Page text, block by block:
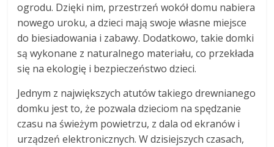
ogrodu. Dzięki nim, przestrzeń wokół domu nabiera
nowego uroku, a dzieci mają swoje własne miejsce
do biesiadowania i zabawy. Dodatkowo, takie domki
są wykonane z naturalnego materiału, co przekłada
się na ekologię i bezpieczeństwo dzieci.
Jednym z największych atutów takiego drewnianego
domku jest to, że pozwala dzieciom na spędzanie
czasu na świeżym powietrzu, z dala od ekranów i
urządzeń elektronicznych. W dzisiejszych czasach,